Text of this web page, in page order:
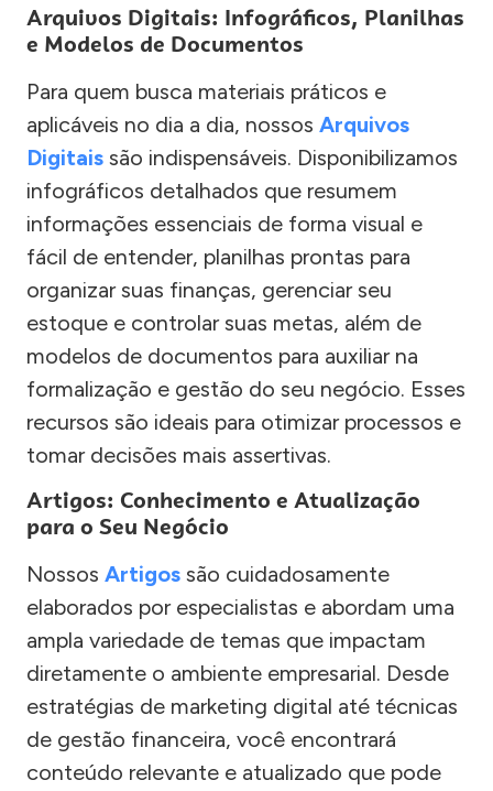
Arquivos Digitais: Infográficos, Planilhas
e Modelos de Documentos
Para quem busca materiais práticos e
aplicáveis no dia a dia, nossos Arquivos
Digitais são indispensáveis. Disponibilizamos
infográficos detalhados que resumem
informações essenciais de forma visual e
fácil de entender, planilhas prontas para
organizar suas finanças, gerenciar seu
estoque e controlar suas metas, além de
modelos de documentos para auxiliar na
formalização e gestão do seu negócio. Esses
recursos são ideais para otimizar processos e
tomar decisões mais assertivas.
Artigos: Conhecimento e Atualização
para o Seu Negócio
Nossos Artigos são cuidadosamente
elaborados por especialistas e abordam uma
ampla variedade de temas que impactam
diretamente o ambiente empresarial. Desde
estratégias de marketing digital até técnicas
de gestão financeira, você encontrará
conteúdo relevante e atualizado que pode